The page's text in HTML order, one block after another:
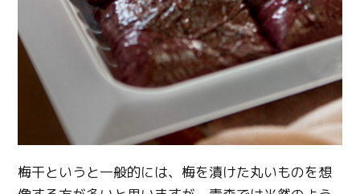
梅干というと一般的には、梅を漬けた丸いものを想